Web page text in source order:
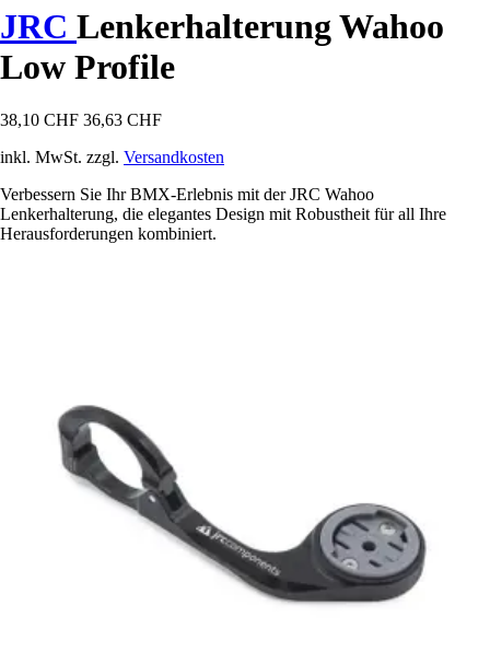
JRC Lenkerhalterung Wahoo
Low Profile
38,10 CHF 36,63 CHF
inkl. MwSt. zzgl. Versandkosten
Verbessern Sie Ihr BMX-Erlebnis mit der JRC Wahoo
Lenkerhalterung, die elegantes Design mit Robustheit für all Ihre
Herausforderungen kombiniert.